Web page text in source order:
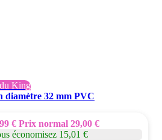
King
diamètre 32 mm PVC
€ Prix normal 29,00 €
économisez 15,01 €